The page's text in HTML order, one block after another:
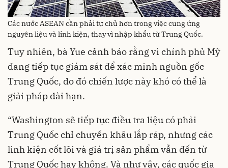
Các nước ASEAN cần phải tự chủ hơn trong việc cung ứng
nguyên liệu và linh kiện, thay vì nhập khẩu từ Trung Quốc.
Tuy nhiên, bà Yue cảnh báo rằng vì chính phủ Mỹ
đang tiếp tục giám sát để xác minh nguồn gốc
Trung Quốc, do đó chiến lược này khó có thể là
giải pháp dài hạn.
“Washington sẽ tiếp tục điều tra liệu có phải
Trung Quốc chỉ chuyển khâu lắp ráp, nhưng các
linh kiện cốt lõi và giá trị sản phẩm vẫn đến từ
Trung Quốc hay không. Và như vậy, các quốc gia